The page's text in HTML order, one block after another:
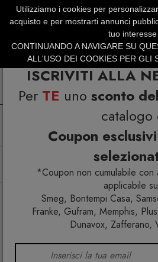
ISCRIVITI ALLA
Per TE uno sconto
catalogo
Coupon
*Coupon non cumulabile con
applicabile
Smeg, Bontempi Casa,
Franke, Gufram, Memphis,
Dunavox, Zafferano,
SERVIZIO CLIENTI
SUMMER SALES | Fino
Cucina
Bollitore Smeg
Utilizziamo i cookies per
acquisto e per mostrarti annunci
tuo interesse
CONTINUANDO A NAVIGARE SU
ALL'USO DEI COOKIES PER GLI